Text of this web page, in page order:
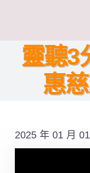
主頁靈聽3
惠
2025 年 01 月